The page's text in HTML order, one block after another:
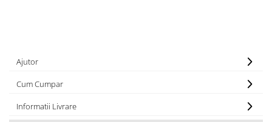
Ajutor
Cum Cumpar
Informatii Livrare